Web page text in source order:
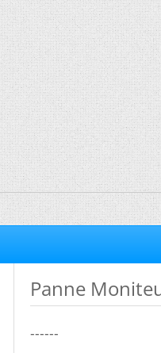
Panne
------